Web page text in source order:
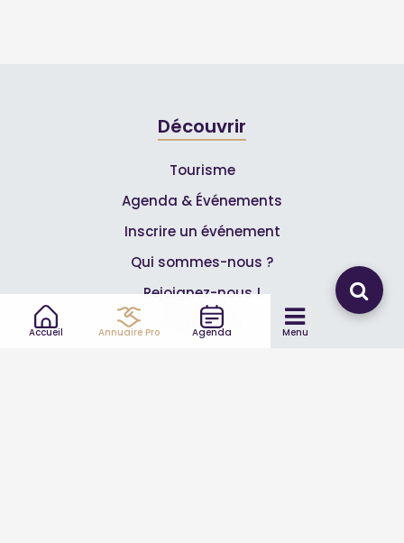
Accueil Annuaire Pro Agenda Menu
Découvrir
Tourisme
Agenda & Événements
Inscrire un événement
Qui sommes-nous ?
Rejoignez-nous !
Partenaires